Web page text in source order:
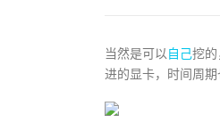
当然是可以 自己挖
进的显卡，时间周